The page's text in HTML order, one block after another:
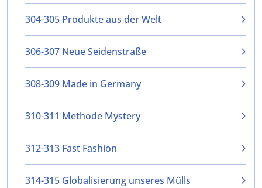
304-305 Produkte aus der Welt
306-307 Neue Seidenstraße
308-309 Made in Germany
310-311 Methode Mystery
312-313 Fast Fashion
314-315 Globalisierung unseres Mülls